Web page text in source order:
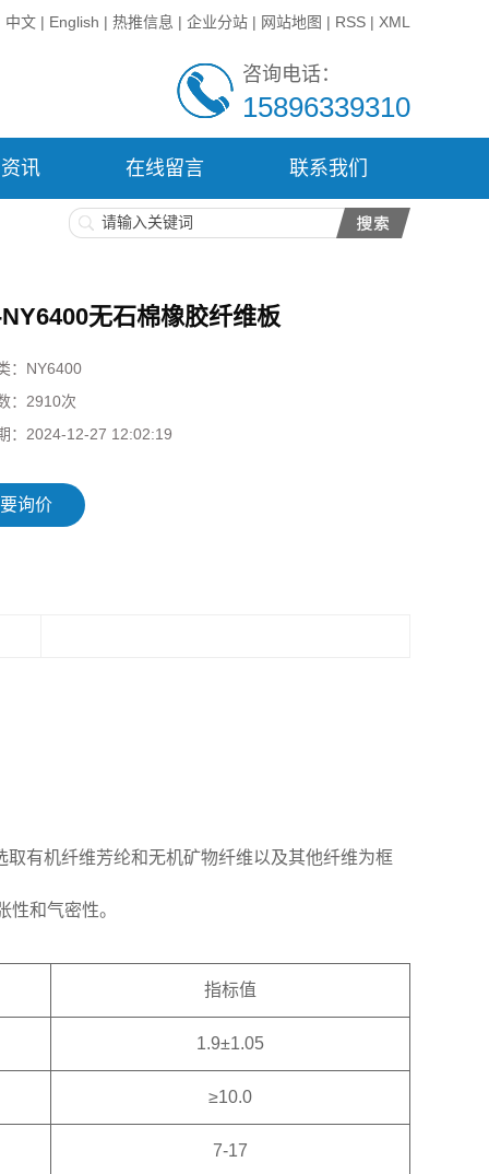
中文 | English | 热推信息 | 企业分站 | 网站地图 | RSS | XML
咨询电话：
15896339310
讯 在线留言 联系我们
无石棉橡胶纤维板
： NY6400
： 2910次
： 2024-12-27 12:02:19
询价
有机纤维芳纶和无机矿物纤维以及其他纤维为框
性和气密性。
指标值
1.9±1.05
≥10.0
7-17